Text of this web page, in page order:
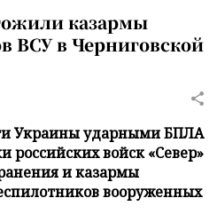
казармы
ВСУ в Черниговской
Украины ударными БПЛА
российских войск «Север»
и казармы
вооруженных